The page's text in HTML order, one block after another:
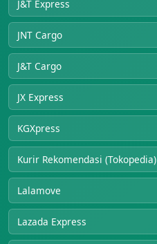
J&T Express
JNT Cargo
J&T Cargo
JX Express
KGXpress
Kurir Rekomendasi (Tokopedia)
Lalamove
Lazada Express